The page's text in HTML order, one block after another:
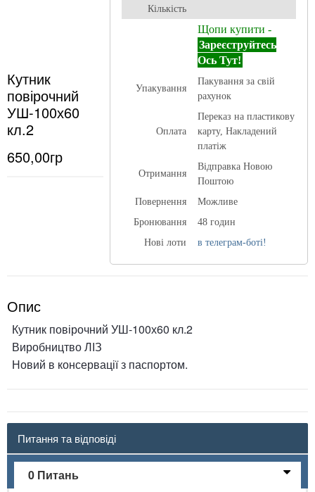
Кутник
повірочний
УШ-100х60
кл.2
650,00гр
Кількість
Щопи купити -
Зареєструйтесь
Ось Тут!
Упакування
Пакування за свій
рахунок
Оплата
Переказ на пластикову
карту, Накладений
платіж
Отримання
Відправка Новою
Поштою
Повернення
Можливе
Бронювання
48 годин
Нові лоти
в телеграм-боті!
Опис
Кутник повірочний УШ-100х60 кл.2
Виробництво ЛІЗ
Новий в консервації з паспортом.
Питання та відповіді
0 Питань